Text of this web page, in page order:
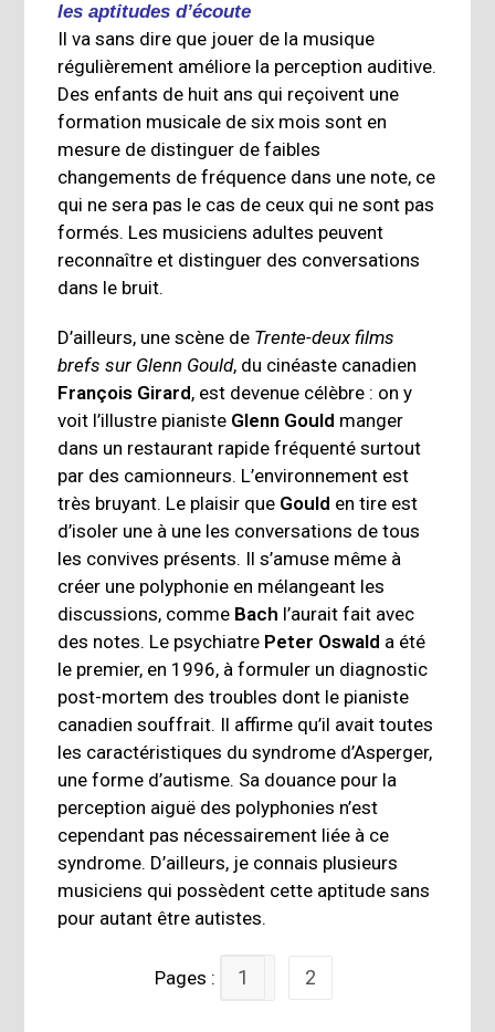
les aptitudes d’écoute
Il va sans dire que jouer de la musique
régulièrement améliore la perception auditive.
Des enfants de huit ans qui reçoivent une
formation musicale de six mois sont en
mesure de distinguer de faibles
changements de fréquence dans une note, ce
qui ne sera pas le cas de ceux qui ne sont pas
formés. Les musiciens adultes peuvent
reconnaître et distinguer des conversations
dans le bruit.
D’ailleurs, une scène de Trente-deux films
brefs sur Glenn Gould, du cinéaste canadien
François Girard, est devenue célèbre : on y
voit l’illustre pianiste Glenn Gould manger
dans un restaurant rapide fréquenté surtout
par des camionneurs. L’environnement est
très bruyant. Le plaisir que Gould en tire est
d’isoler une à une les conversations de tous
les convives présents. Il s’amuse même à
créer une polyphonie en mélangeant les
discussions, comme Bach l’aurait fait avec
des notes. Le psychiatre Peter Oswald a été
le premier, en 1996, à formuler un diagnostic
post-mortem des troubles dont le pianiste
canadien souffrait. Il affirme qu’il avait toutes
les caractéristiques du syndrome d’Asperger,
une forme d’autisme. Sa douance pour la
perception aiguë des polyphonies n’est
cependant pas nécessairement liée à ce
syndrome. D’ailleurs, je connais plusieurs
musiciens qui possèdent cette aptitude sans
pour autant être autistes.
Pages : 1 2